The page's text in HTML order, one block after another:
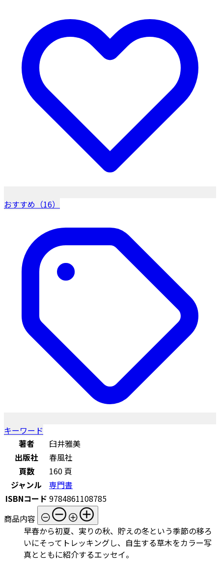
おすすめ（16）
キーワード
著者
臼井雅美
出版社
春風社
頁数
160 頁
ジャンル
専門書
ISBNコード 9784861108785
商品内容
早春から初夏、実りの秋、貯えの冬という季節の移ろ
いにそってトレッキングし、自生する草木をカラー写
真とともに紹介するエッセイ。